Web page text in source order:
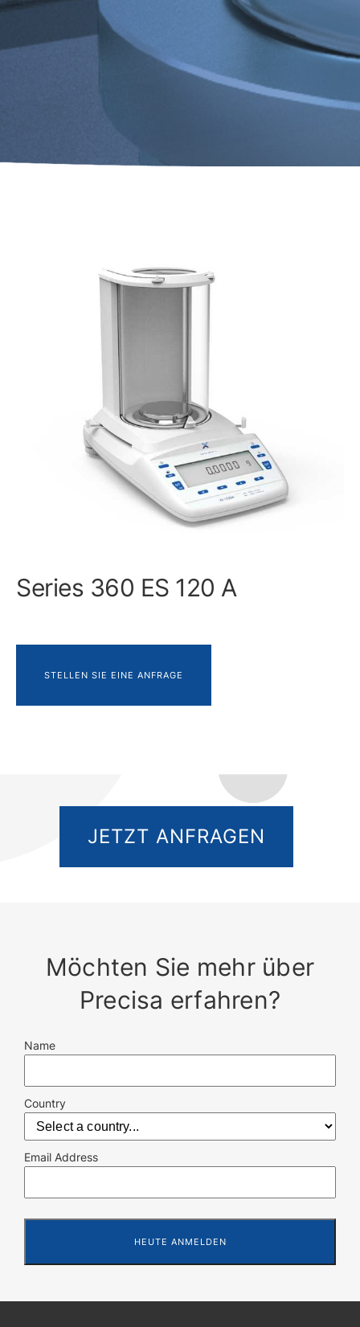
Series 360 ES 120 A
STELLEN SIE EINE ANFRAGE
JETZT ANFRAGEN
Möchten Sie mehr über
Precisa erfahren?
Name
Country
Email Address